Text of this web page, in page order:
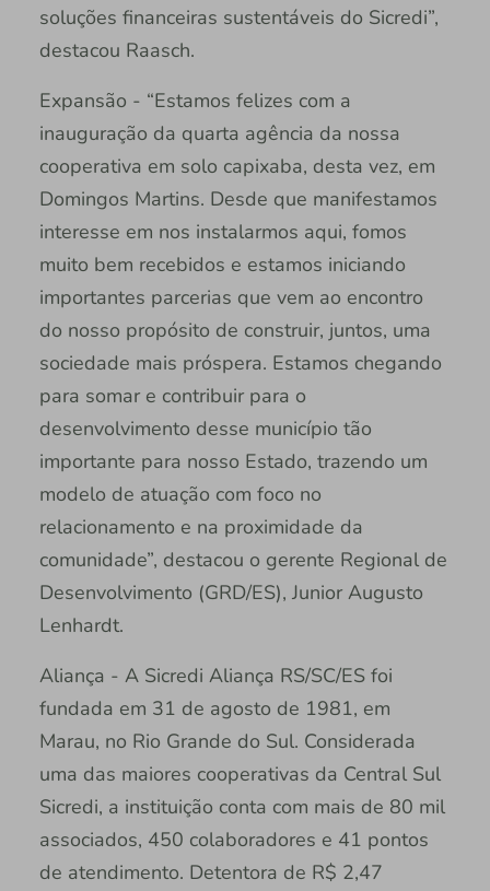
soluções financeiras sustentáveis do Sicredi”,
destacou Raasch.
Expansão - “Estamos felizes com a
inauguração da quarta agência da nossa
cooperativa em solo capixaba, desta vez, em
Domingos Martins. Desde que manifestamos
interesse em nos instalarmos aqui, fomos
muito bem recebidos e estamos iniciando
importantes parcerias que vem ao encontro
do nosso propósito de construir, juntos, uma
sociedade mais próspera. Estamos chegando
para somar e contribuir para o
desenvolvimento desse município tão
importante para nosso Estado, trazendo um
modelo de atuação com foco no
relacionamento e na proximidade da
comunidade”, destacou o gerente Regional de
Desenvolvimento (GRD/ES), Junior Augusto
Lenhardt.
Aliança - A Sicredi Aliança RS/SC/ES foi
fundada em 31 de agosto de 1981, em
Marau, no Rio Grande do Sul. Considerada
uma das maiores cooperativas da Central Sul
Sicredi, a instituição conta com mais de 80 mil
associados, 450 colaboradores e 41 pontos
de atendimento. Detentora de R$ 2,47